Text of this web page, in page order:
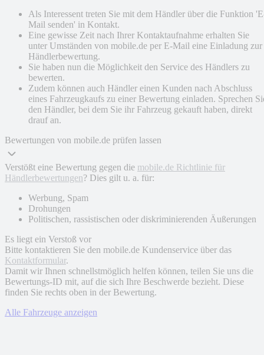
Als Interessent treten Sie mit dem Händler über die Funktion
Mail senden' in Kontakt.
Eine gewisse Zeit nach Ihrer Kontaktaufnahme erhalten Sie
unter Umständen von mobile.de per E-Mail eine Einladung zur
Händlerbewertung.
Sie haben nun die Möglichkeit den Service des Händlers zu
bewerten.
Zudem können auch Händler einen Kunden nach Abschluss
eines Fahrzeugkaufs zu einer Bewertung einladen. Sprechen
den Händler, bei dem Sie ihr Fahrzeug gekauft haben, direkt
drauf an.
Bewertungen von mobile.de prüfen lassen
Verstößt eine Bewertung gegen die mobile.de Richtlinie für
Händlerbewertungen? Dies gilt u. a. für:
Werbung, Spam
Drohungen
Politischen, rassistischen oder diskriminierenden Äußerungen
Es liegt ein Verstoß vor
Bitte kontaktieren Sie den mobile.de Kundenservice über das
Kontaktformular.
Damit wir Ihnen schnellstmöglich helfen können, teilen Sie uns die
Bewertungs-ID mit, auf die sich Ihre Beschwerde bezieht. Diese
finden Sie rechts oben in der Bewertung.
Alle Fahrzeuge anzeigen